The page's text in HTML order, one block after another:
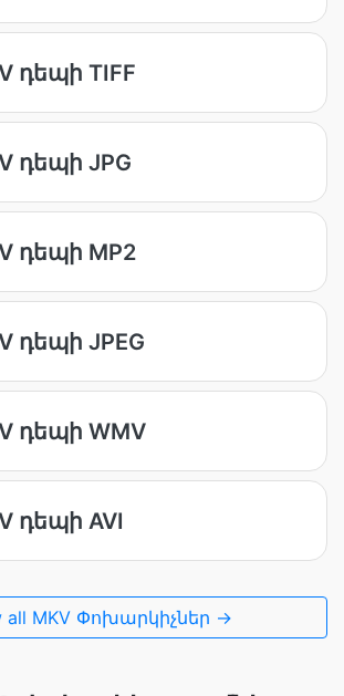
դեպի TIFF
դեպի JPG
դեպի MP2
դեպի JPEG
դեպի WMV
դեպի AVI
all MKV Փոխարկիչներ →